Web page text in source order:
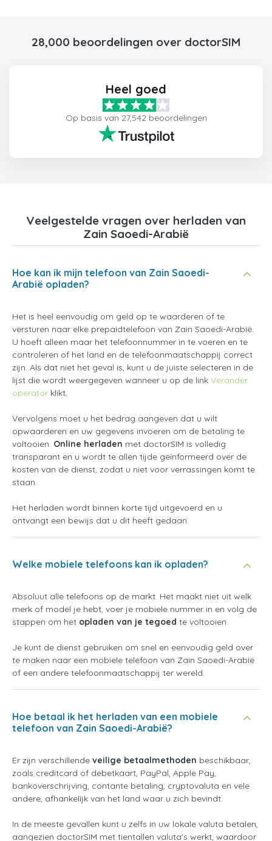
28,000 beoordelingen over doctorSIM
Heel goed
Op basis van 27,542 beoordelingen
Veelgestelde vragen over herladen van
Zain Saoedi-Arabië
Hoe kan ik mijn telefoon van Zain Saoedi-
Arabië opladen?
Het is heel eenvoudig om geld op te waarderen of te
versturen naar elke prepaidtelefoon van Zain Saoedi-Arabië.
U hoeft alleen maar het telefoonnummer in te voeren en te
controleren of het land en de telefoonmaatschappij correct
zijn. Als dat niet het geval is, kunt u de juiste selecteren in de
lijst die wordt weergegeven wanneer u op de link Verander
operator klikt.
Vervolgens moet u het bedrag aangeven dat u wilt
opwaarderen en uw gegevens invoeren om de betaling te
voltooien. Online herladen met doctorSIM is volledig
transparant en u wordt te allen tijde geïnformeerd over de
kosten van de dienst, zodat u niet voor verrassingen komt te
staan.
Het herladen wordt binnen korte tijd uitgevoerd en u
ontvangt een bewijs dat u dit heeft gedaan.
Welke mobiele telefoons kan ik opladen?
Absoluut alle telefoons op de markt. Het maakt niet uit welk
merk of model je hebt, voer je mobiele nummer in en volg de
stappen om het opladen van je tegoed te voltooien.
Je kunt de dienst gebruiken om snel en eenvoudig geld over
te maken naar een mobiele telefoon van Zain Saoedi-Arabië
of een andere telefoonmaatschappij ter wereld.
Hoe betaal ik het herladen van een mobiele
telefoon van Zain Saoedi-Arabië?
Er zijn verschillende veilige betaalmethoden beschikbaar,
zoals creditcard of debetkaart, PayPal, Apple Pay,
bankoverschrijving, contante betaling, cryptovaluta en vele
andere, afhankelijk van het land waar u zich bevindt.
In de meeste gevallen kunt u zelfs in uw lokale valuta betalen,
aangezien doctorSIM met tientallen valuta's werkt, waardoor